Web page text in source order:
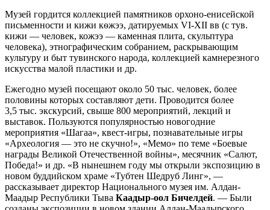
Музей гордится коллекцией памятников орхоно-енисейской
письменности и кижи кѳжээ, датируемых VI-XII вв (с тув.
кижи — человек, кожээ — каменная плита, скульптура
человека), этнографическим собранием, раскрывающим
культуру и быт тувинского народа, коллекцией камнерезного
искусства малой пластики и др.
Ежегодно музей посещают около 50 тыс. человек, более
половины которых составляют дети. Проводится более
3,5 тыс. экскурсий, свыше 800 мероприятий, лекций и
выставок. Пользуются популярностью новогодние
мероприятия «Шагаа», квест-игры, познавательные игры
«Археология — это не скучно!», «Мемо» по теме «Боевые
награды Великой Отечественной войны», месячник «Салют,
Победа!» и др. «В нынешнем году мы открыли экспозицию в
новом буддийском храме «Тубтен Шедруб Линг», —
рассказывает директор Национального музея им. Алдан-
Маадыр Республики Тыва Каадыр-оол Бичелдей. — Были